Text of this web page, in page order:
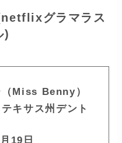
グラマラス
)
Miss Benny）
キサス州デント
19日